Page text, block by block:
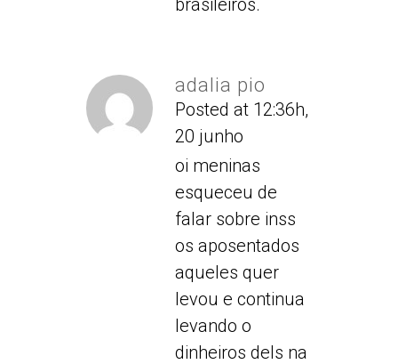
brasileiros.
adalia pio
Posted at 12:36h,
20 junho
oi meninas
esqueceu de
falar sobre inss
os aposentados
aqueles quer
levou e continua
levando o
dinheiros dels na